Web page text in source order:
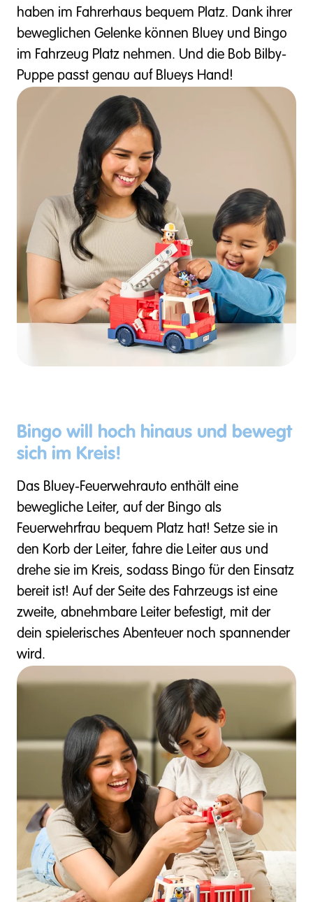
haben im Fahrerhaus bequem Platz. Dank ihrer
beweglichen Gelenke können Bluey und Bingo
im Fahrzeug Platz nehmen. Und die Bob Bilby-
Puppe passt genau auf Blueys Hand!
Bingo will hoch hinaus und bewegt
sich im Kreis!
Das Bluey-Feuerwehrauto enthält eine
bewegliche Leiter, auf der Bingo als
Feuerwehrfrau bequem Platz hat! Setze sie in
den Korb der Leiter, fahre die Leiter aus und
drehe sie im Kreis, sodass Bingo für den Einsatz
bereit ist! Auf der Seite des Fahrzeugs ist eine
zweite, abnehmbare Leiter befestigt, mit der
dein spielerisches Abenteuer noch spannender
wird.